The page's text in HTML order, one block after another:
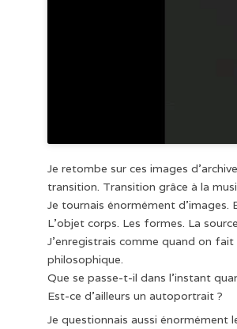
Je retombe sur ces images
transition. Transition grâce à la
Je tournais énormément d’images.
L’objet corps. Les formes. La
J’enregistrais comme quand on
philosophique.
Que se passe-t-il dans l’instant
Est-ce d’ailleurs un autoportrait ?
Je questionnais aussi énormément